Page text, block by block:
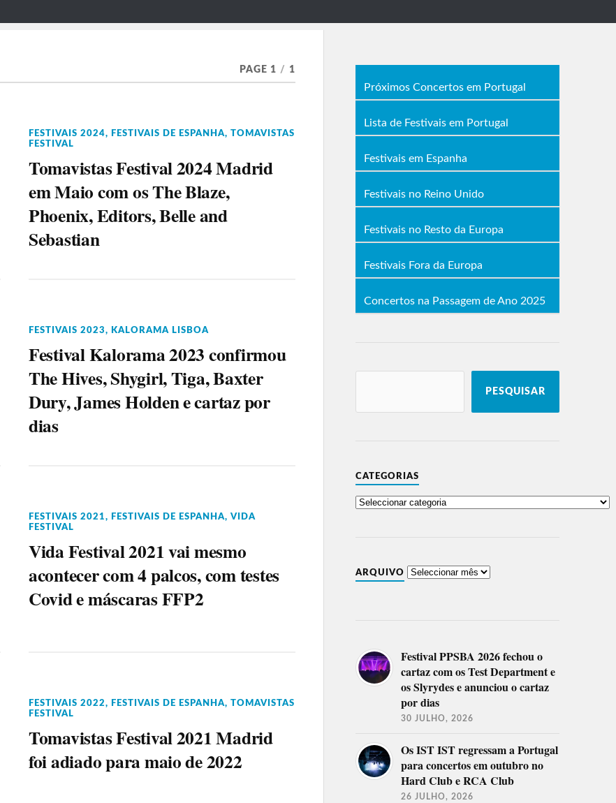
PAGE 1 / 1
FESTIVAIS 2024, FESTIVAIS DE ESPANHA, TOMAVISTAS
FESTIVAL
Tomavistas Festival 2024 Madrid
em Maio com os The Blaze,
Phoenix, Editors, Belle and
Sebastian
FESTIVAIS 2023, KALORAMA LISBOA
Festival Kalorama 2023 confirmou
The Hives, Shygirl, Tiga, Baxter
Dury, James Holden e cartaz por
dias
FESTIVAIS 2021, FESTIVAIS DE ESPANHA, VIDA
FESTIVAL
Vida Festival 2021 vai mesmo
acontecer com 4 palcos, com testes
Covid e máscaras FFP2
FESTIVAIS 2022, FESTIVAIS DE ESPANHA, TOMAVISTAS
FESTIVAL
Tomavistas Festival 2021 Madrid
foi adiado para maio de 2022
Próximos Concertos em Portugal
Lista de Festivais em Portugal
Festivais em Espanha
Festivais no Reino Unido
Festivais no Resto da Europa
Festivais Fora da Europa
Concertos na Passagem de Ano 2025
PESQUISAR
CATEGORIAS
ARQUIVO
Festival PPSBA 2026 fechou o
cartaz com os Test Department e
os Slyrydes e anunciou o cartaz
por dias
30 JULHO, 2026
Os IST IST regressam a Portugal
para concertos em outubro no
Hard Club e RCA Club
26 JULHO, 2026